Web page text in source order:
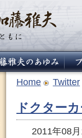
Home Twitter
ドクター
2011年08